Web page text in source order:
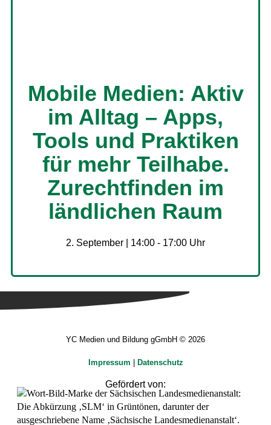
Mobile Medien: Aktiv
im Alltag – Apps,
Tools und Praktiken
für mehr Teilhabe.
Zurechtfinden im
ländlichen Raum
2. September | 14:00 - 17:00
YC Medien und Bildung gGmbH © 2026
Impressum Datenschutz
Gefördert von: